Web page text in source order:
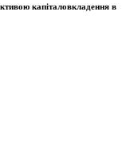
капіталовкладення в